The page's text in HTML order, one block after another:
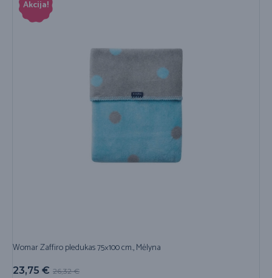
Akcija!
Womar Zaffiro pledukas 75×100 cm., Mėlyna
26,32€
23,75 €